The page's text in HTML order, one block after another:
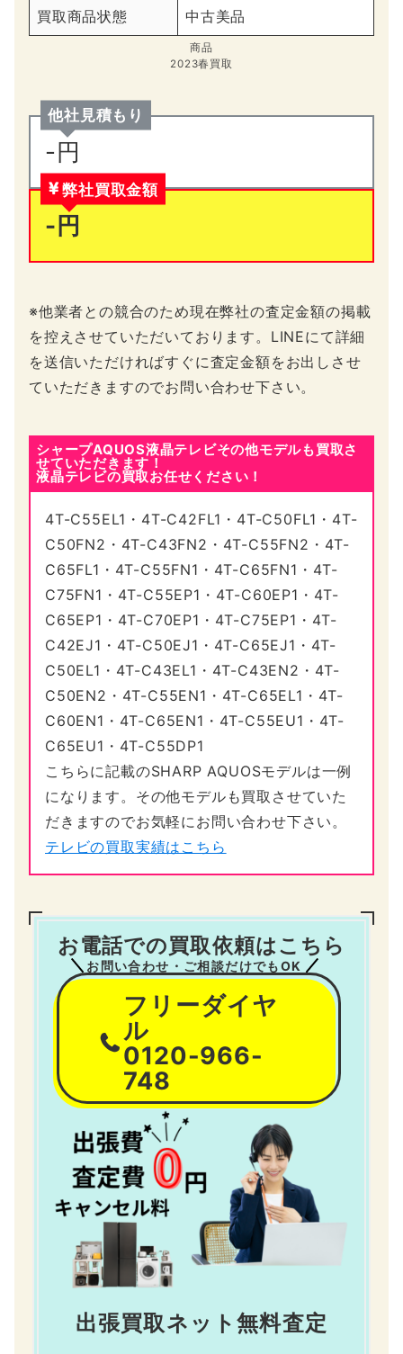
買取商品状態 中古美品
商品
2023春買取
他社見積もり
-円
弊社買取金額
-円
※他業者との競合のため現在弊社の査定金額の掲載
を控えさせていただいております。LINEにて詳細
を送信いただければすぐに査定金額をお出しさせ
ていただきますのでお問い合わせ下さい。
シャープAQUOS液晶テレビその他モデルも買取さ
せていただきます！
液晶テレビの買取お任せください！
4T-C55EL1・4T-C42FL1・4T-C50FL1・4T-
C50FN2・4T-C43FN2・4T-C55FN2・4T-
C65FL1・4T-C55FN1・4T-C65FN1・4T-
C75FN1・4T-C55EP1・4T-C60EP1・4T-
C65EP1・4T-C70EP1・4T-C75EP1・4T-
C42EJ1・4T-C50EJ1・4T-C65EJ1・4T-
C50EL1・4T-C43EL1・4T-C43EN2・4T-
C50EN2・4T-C55EN1・4T-C65EL1・4T-
C60EN1・4T-C65EN1・4T-C55EU1・4T-
C65EU1・4T-C55DP1
こちらに記載のSHARP AQUOSモデルは一例
になります。その他モデルも買取させていた
だきますのでお気軽にお問い合わせ下さい。
テレビの買取実績はこちら
お電話での買取依頼はこちら
お問い合わせ・ご相談だけでもOK
フリーダイヤ
ル
0120-966-
748
出張買取ネット無料査定